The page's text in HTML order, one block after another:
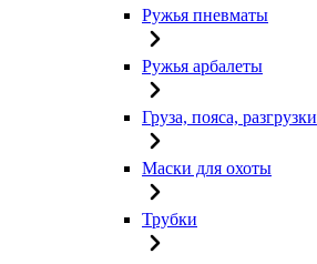
Ружья пневматы
Ружья арбалеты
Груза, пояса, разгрузки
Маски для охоты
Трубки